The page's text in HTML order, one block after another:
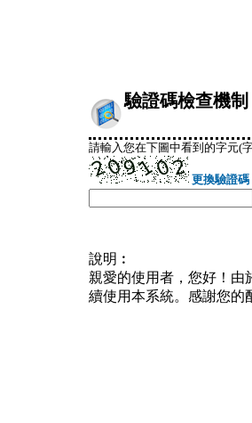
驗證碼檢查機制
請輸入您在下圖中看到的字元(
更換驗證碼
說明︰
親愛的使用者，您好！由
續使用本系統。感謝您的